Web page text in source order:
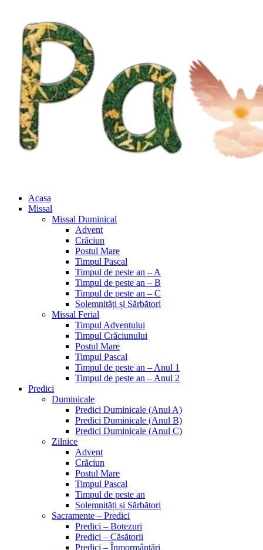
Acasa
Missal
Missal Duminical
Advent
Crăciun
Postul Mare
Timpul Pascal
Timpul de peste an – A
Timpul de peste an – B
Timpul de peste an – C
Solemnități și Sărbători
Missal Ferial
Timpul Adventului
Timpul Crăciunului
Postul Mare
Timpul Pascal
Timpul de peste an – Anul 1
Timpul de peste an – Anul 2
Predici
Duminicale
Predici Duminicale (Anul A)
Predici Duminicale (Anul B)
Predici Duminicale (Anul C)
Zilnice
Advent
Crăciun
Postul Mare
Timpul Pascal
Timpul de peste an
Solemnități și Sărbători
Sacramente – Predici
Predici – Botezuri
Predici – Căsătorii
Predici – Înmormântări